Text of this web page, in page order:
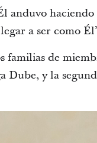
anduvo haciendo
a ser como
familias de
Dube, y la